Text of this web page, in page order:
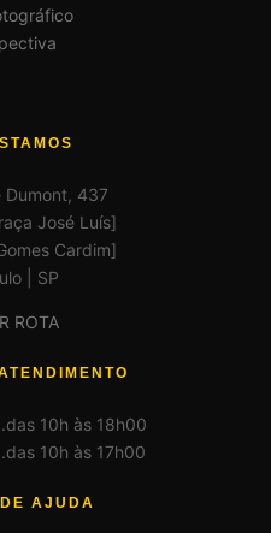
Dumont, 437
José Luís]
Cardim]
| SP
ROTA
10h às 18h00
10h às 17h00
AJUDA